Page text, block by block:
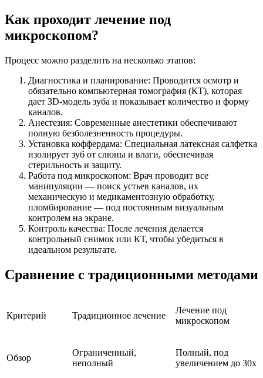
Как проходит лечение под
микроскопом?
Процесс можно разделить на несколько этапов:
Диагностика и планирование: Проводится осмотр и
обязательно компьютерная томография (КТ), которая
дает 3D-модель зуба и показывает количество и форму
каналов.
Анестезия: Современные анестетики обеспечивают
полную безболезненность процедуры.
Установка коффердама: Специальная латексная салфетка
изолирует зуб от слюны и влаги, обеспечивая
стерильность и защиту.
Работа под микроскопом: Врач проводит все
манипуляции — поиск устьев каналов, их
механическую и медикаментозную обработку,
пломбирование — под постоянным визуальным
контролем на экране.
Контроль качества: После лечения делается
контрольный снимок или КТ, чтобы убедиться в
идеальном результате.
Сравнение с традиционными методами
Критерий Традиционное лечение
Лечение под
микроскопом
Обзор
Ограниченный,
неполный
Полный, под
увеличением до 30x